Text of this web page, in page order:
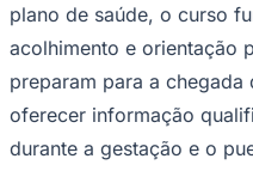
Brasileirão Série B
Paulistão
Copa do Brasil
Sul-Americana
Copa América
Champions League
Premier League
plano de saúde, o curso
acolhimento e orientação
preparam para a
oferecer informação
durante a gestação e o